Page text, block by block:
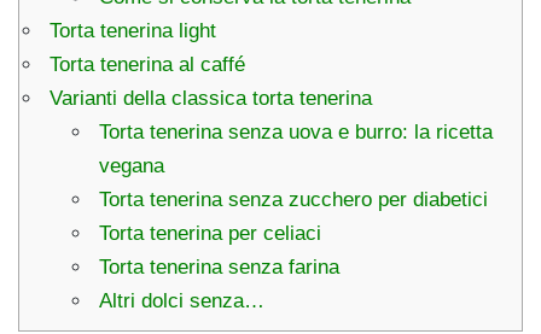
Torta tenerina light
Torta tenerina al caffé
Varianti della classica torta tenerina
Torta tenerina senza uova e burro: la ricetta
vegana
Torta tenerina senza zucchero per diabetici
Torta tenerina per celiaci
Torta tenerina senza farina
Altri dolci senza…